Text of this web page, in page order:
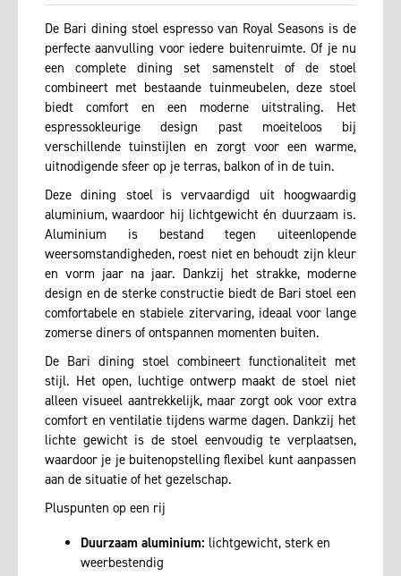
De Bari dining stoel espresso van Royal Seasons is de
perfecte aanvulling voor iedere buitenruimte. Of je nu
een complete dining set samenstelt of de stoel
combineert met bestaande tuinmeubelen, deze stoel
biedt comfort en een moderne uitstraling. Het
espressokleurige design past moeiteloos bij
verschillende tuinstijlen en zorgt voor een warme,
uitnodigende sfeer op je terras, balkon of in de tuin.
Deze dining stoel is vervaardigd uit hoogwaardig
aluminium, waardoor hij lichtgewicht én duurzaam is.
Aluminium is bestand tegen uiteenlopende
weersomstandigheden, roest niet en behoudt zijn kleur
en vorm jaar na jaar. Dankzij het strakke, moderne
design en de sterke constructie biedt de Bari stoel een
comfortabele en stabiele zitervaring, ideaal voor lange
zomerse diners of ontspannen momenten buiten.
De Bari dining stoel combineert functionaliteit met
stijl. Het open, luchtige ontwerp maakt de stoel niet
alleen visueel aantrekkelijk, maar zorgt ook voor extra
comfort en ventilatie tijdens warme dagen. Dankzij het
lichte gewicht is de stoel eenvoudig te verplaatsen,
waardoor je je buitenopstelling flexibel kunt aanpassen
aan de situatie of het gezelschap.
Pluspunten op een rij
Duurzaam aluminium: lichtgewicht, sterk en
weerbestendig